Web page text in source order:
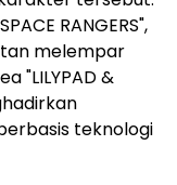
RANGERS",
melempar
"LILYPAD &
teknologi